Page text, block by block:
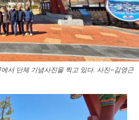
서 단체 기념사진을 찍고 있다. 사진=김영근